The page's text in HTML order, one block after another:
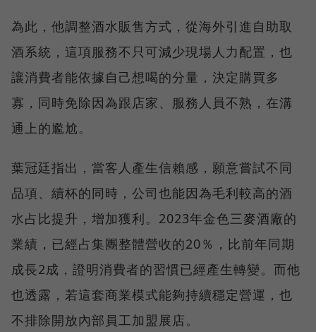
為此，他調整酒水販售方式，從海外引進自助取
酒系統，這項服務不只可減少現場人力配置，也
讓消費者能依據自己想喝的分量，決定購買多
寡，同時免除因為跟店家、服務人員不熟，在溝
通上的尷尬。
葉冠廷指出，當客人產生信賴感，願意嘗試不同
品項、續杯的同時，公司也能因為毛利較高的酒
水占比提升，增加獲利。2023年金色三麥酒廠的
業績，已經占集團整體營收的20％，比前年同期
成長2成，證明消費者的習慣已經產生轉變。而他
也透露，若這套商業模式能夠持續穩定營運，也
不排除開放內部員工加盟展店。